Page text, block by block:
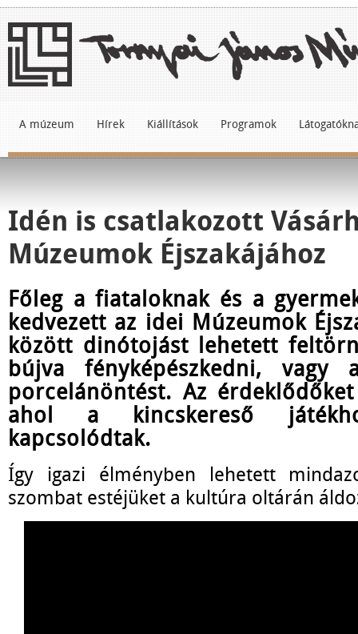
A múzeum Hírek Kiállítások Programok
Idén is csatlakozott
Múzeumok Éjszakájához
Főleg a fiataloknak és a
kedvezett az idei Múzeumok
között dinótojást lehetett
bújva fényképészkedni,
porcelánöntést. Az
ahol a kincskereső
kapcsolódtak.
Így igazi élményben lehetett
szombat estéjüket a kultúra oltárán